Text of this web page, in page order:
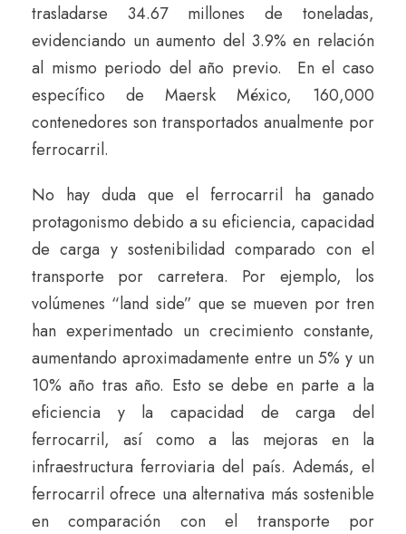
trasladarse 34.67 millones de toneladas,
evidenciando un aumento del 3.9% en relación
al mismo periodo del año previo. En el caso
específico de Maersk México, 160,000
contenedores son transportados anualmente por
ferrocarril.
No hay duda que el ferrocarril ha ganado
protagonismo debido a su eficiencia, capacidad
de carga y sostenibilidad comparado con el
transporte por carretera. Por ejemplo, los
volúmenes “land side” que se mueven por tren
han experimentado un crecimiento constante,
aumentando aproximadamente entre un 5% y un
10% año tras año. Esto se debe en parte a la
eficiencia y la capacidad de carga del
ferrocarril, así como a las mejoras en la
infraestructura ferroviaria del país. Además, el
ferrocarril ofrece una alternativa más sostenible
en comparación con el transporte por